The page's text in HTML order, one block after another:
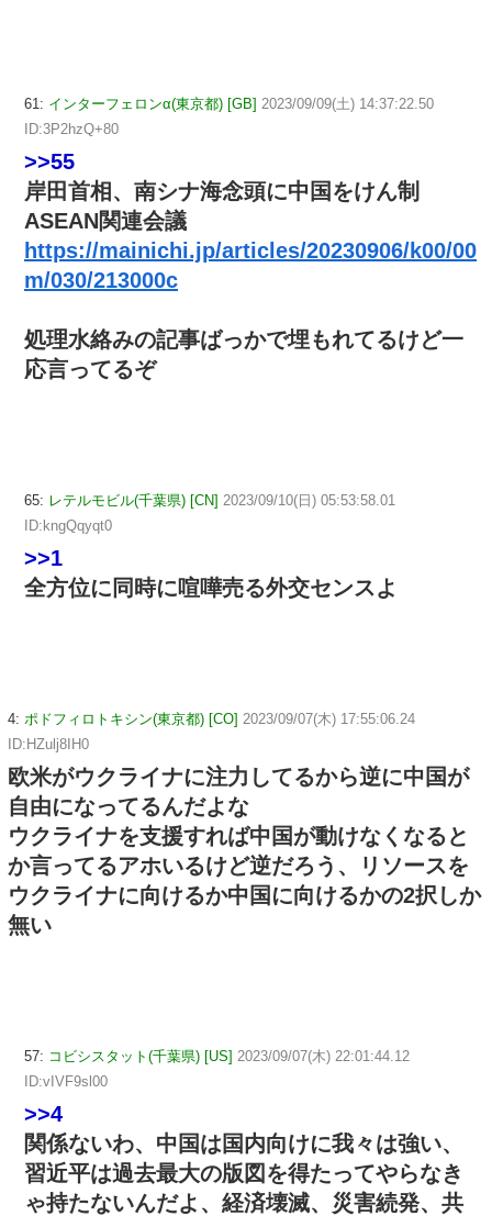
61: インターフェロンα(東京都) [GB] 2023/09/09(土) 14:37:22.50
ID:3P2hzQ+80
>>55
岸田首相、南シナ海念頭に中国をけん制
ASEAN関連会議
https://mainichi.jp/articles/20230906/k00/00
m/030/213000c
処理水絡みの記事ばっかで埋もれてるけど一
応言ってるぞ
65: レテルモビル(千葉県) [CN] 2023/09/10(日) 05:53:58.01
ID:kngQqyqt0
>>1
全方位に同時に喧嘩売る外交センスよ
4: ポドフィロトキシン(東京都) [CO] 2023/09/07(木) 17:55:06.24
ID:HZulj8IH0
欧米がウクライナに注力してるから逆に中国が
自由になってるんだよな
ウクライナを支援すれば中国が動けなくなると
か言ってるアホいるけど逆だろう、リソースを
ウクライナに向けるか中国に向けるかの2択しか
無い
57: コビシスタット(千葉県) [US] 2023/09/07(木) 22:01:44.12
ID:vIVF9sl00
>>4
関係ないわ、中国は国内向けに我々は強い、
習近平は過去最大の版図を得たってやらなき
ゃ持たないんだよ、経済壊滅、災害続発、共